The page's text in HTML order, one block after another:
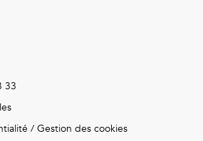
33
/ Gestion des cookies